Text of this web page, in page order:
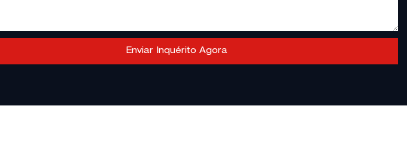
Enviar Inquérito Agora